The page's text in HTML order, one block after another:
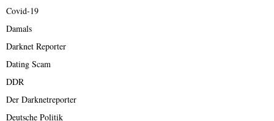
Covid-19
Damals
Darknet Reporter
Dating Scam
DDR
Der Darknetreporter
Deutsche Politik